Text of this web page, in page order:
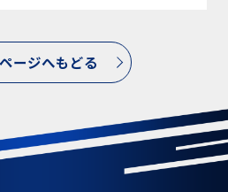
ージへもどる